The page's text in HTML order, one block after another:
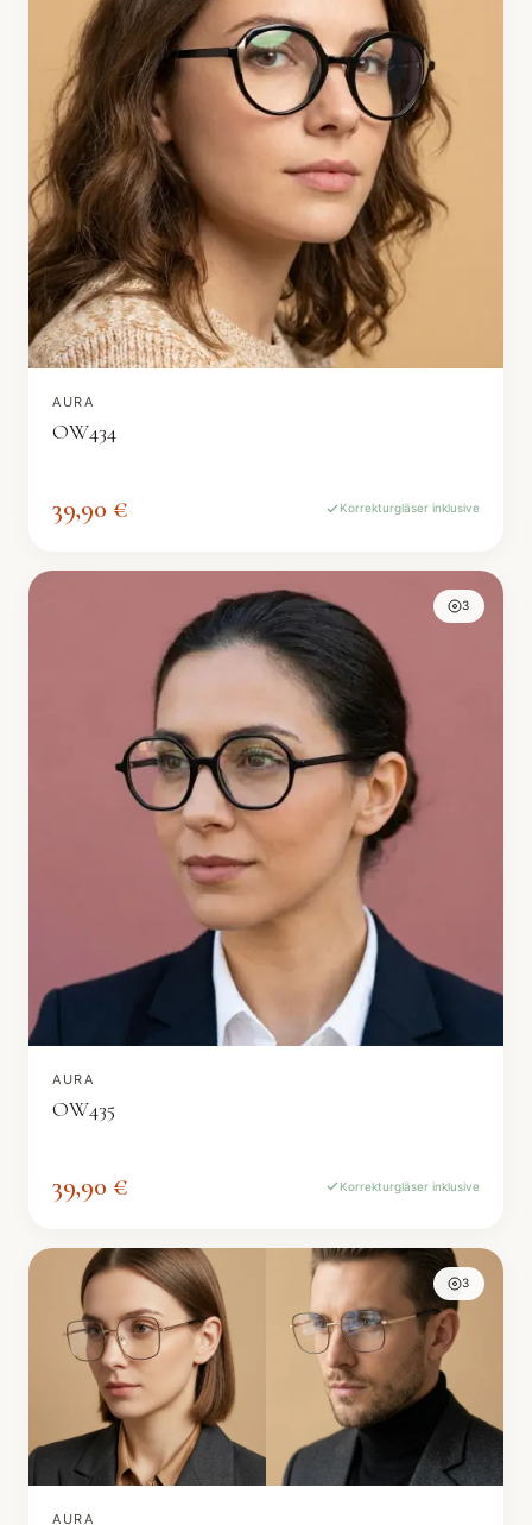
AURA
OW434
39,90 € Korrekturgläser inklusive
3
AURA
OW435
39,90 € Korrekturgläser inklusive
3
AURA